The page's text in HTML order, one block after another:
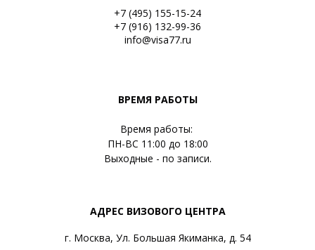
+7 (495) 155-15-24
+7 (916) 132-99-36
info@visa77.ru
ВРЕМЯ РАБОТЫ
Время работы:
ПН-ВС 11:00 до 18:00
Выходные - по записи.
АДРЕС ВИЗОВОГО ЦЕНТРА
г. Москва, Ул. Большая Якиманка, д. 54